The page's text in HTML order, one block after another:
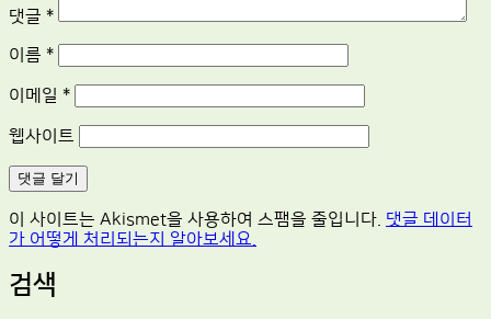
댓글 *
이름 *
이메일 *
웹사이트
이 사이트는 Akismet을 사용하여 스팸을 줄입니다. 댓글 데이터
가 어떻게 처리되는지 알아보세요.
검색